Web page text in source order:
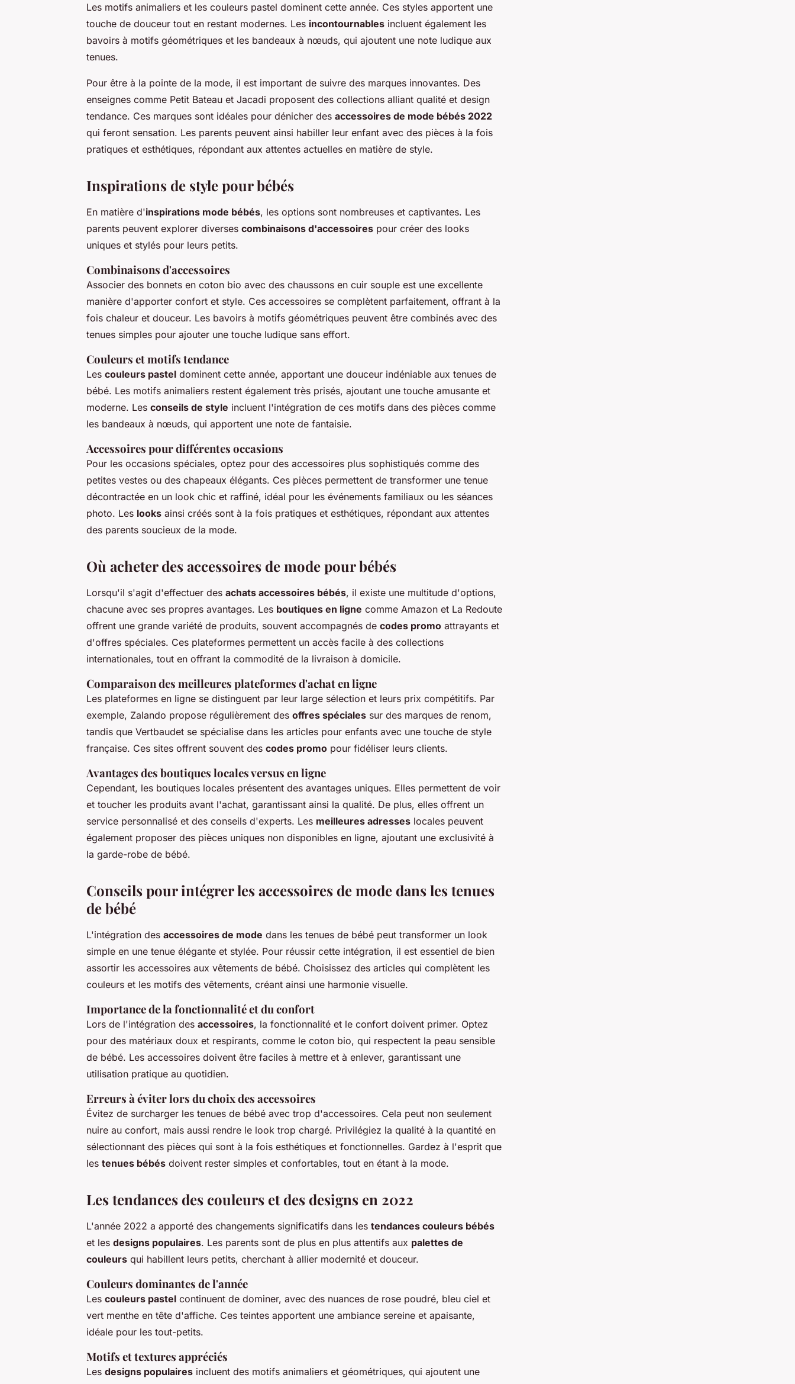
Les motifs animaliers et les couleurs pastel dominent cette année. Ces styles apportent une
touche de douceur tout en restant modernes. Les incontournables incluent également les
bavoirs à motifs géométriques et les bandeaux à nœuds, qui ajoutent une note ludique aux
tenues.
Pour être à la pointe de la mode, il est important de suivre des marques innovantes. Des
enseignes comme Petit Bateau et Jacadi proposent des collections alliant qualité et design
tendance. Ces marques sont idéales pour dénicher des accessoires de mode bébés 2022
qui feront sensation. Les parents peuvent ainsi habiller leur enfant avec des pièces à la fois
pratiques et esthétiques, répondant aux attentes actuelles en matière de style.
Inspirations de style pour bébés
En matière d'inspirations mode bébés, les options sont nombreuses et captivantes. Les
parents peuvent explorer diverses combinaisons d'accessoires pour créer des looks
uniques et stylés pour leurs petits.
Combinaisons d'accessoires
Associer des bonnets en coton bio avec des chaussons en cuir souple est une excellente
manière d'apporter confort et style. Ces accessoires se complètent parfaitement, offrant à la
fois chaleur et douceur. Les bavoirs à motifs géométriques peuvent être combinés avec des
tenues simples pour ajouter une touche ludique sans effort.
Couleurs et motifs tendance
Les couleurs pastel dominent cette année, apportant une douceur indéniable aux tenues de
bébé. Les motifs animaliers restent également très prisés, ajoutant une touche amusante et
moderne. Les conseils de style incluent l'intégration de ces motifs dans des pièces comme
les bandeaux à nœuds, qui apportent une note de fantaisie.
Accessoires pour différentes occasions
Pour les occasions spéciales, optez pour des accessoires plus sophistiqués comme des
petites vestes ou des chapeaux élégants. Ces pièces permettent de transformer une tenue
décontractée en un look chic et raffiné, idéal pour les événements familiaux ou les séances
photo. Les looks ainsi créés sont à la fois pratiques et esthétiques, répondant aux attentes
des parents soucieux de la mode.
Où acheter des accessoires de mode pour bébés
Lorsqu'il s'agit d'effectuer des achats accessoires bébés, il existe une multitude d'options,
chacune avec ses propres avantages. Les boutiques en ligne comme Amazon et La Redoute
offrent une grande variété de produits, souvent accompagnés de codes promo attrayants et
d'offres spéciales. Ces plateformes permettent un accès facile à des collections
internationales, tout en offrant la commodité de la livraison à domicile.
Comparaison des meilleures plateformes d'achat en ligne
Les plateformes en ligne se distinguent par leur large sélection et leurs prix compétitifs. Par
exemple, Zalando propose régulièrement des offres spéciales sur des marques de renom,
tandis que Vertbaudet se spécialise dans les articles pour enfants avec une touche de style
française. Ces sites offrent souvent des codes promo pour fidéliser leurs clients.
Avantages des boutiques locales versus en ligne
Cependant, les boutiques locales présentent des avantages uniques. Elles permettent de voir
et toucher les produits avant l'achat, garantissant ainsi la qualité. De plus, elles offrent un
service personnalisé et des conseils d'experts. Les meilleures adresses locales peuvent
également proposer des pièces uniques non disponibles en ligne, ajoutant une exclusivité à
la garde-robe de bébé.
Conseils pour intégrer les accessoires de mode dans les tenues
de bébé
L'intégration des accessoires de mode dans les tenues de bébé peut transformer un look
simple en une tenue élégante et stylée. Pour réussir cette intégration, il est essentiel de bien
assortir les accessoires aux vêtements de bébé. Choisissez des articles qui complètent les
couleurs et les motifs des vêtements, créant ainsi une harmonie visuelle.
Importance de la fonctionnalité et du confort
Lors de l'intégration des accessoires, la fonctionnalité et le confort doivent primer. Optez
pour des matériaux doux et respirants, comme le coton bio, qui respectent la peau sensible
de bébé. Les accessoires doivent être faciles à mettre et à enlever, garantissant une
utilisation pratique au quotidien.
Erreurs à éviter lors du choix des accessoires
Évitez de surcharger les tenues de bébé avec trop d'accessoires. Cela peut non seulement
nuire au confort, mais aussi rendre le look trop chargé. Privilégiez la qualité à la quantité en
sélectionnant des pièces qui sont à la fois esthétiques et fonctionnelles. Gardez à l'esprit que
les tenues bébés doivent rester simples et confortables, tout en étant à la mode.
Les tendances des couleurs et des designs en 2022
L'année 2022 a apporté des changements significatifs dans les tendances couleurs bébés
et les designs populaires. Les parents sont de plus en plus attentifs aux palettes de
couleurs qui habillent leurs petits, cherchant à allier modernité et douceur.
Couleurs dominantes de l'année
Les couleurs pastel continuent de dominer, avec des nuances de rose poudré, bleu ciel et
vert menthe en tête d'affiche. Ces teintes apportent une ambiance sereine et apaisante,
idéale pour les tout-petits.
Motifs et textures appréciés
Les designs populaires incluent des motifs animaliers et géométriques, qui ajoutent une